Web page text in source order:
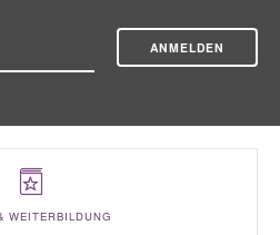
ANMELDEN
WEITERBILDUNG